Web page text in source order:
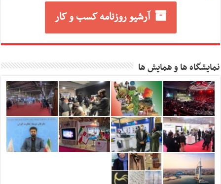
آرشیو روزنامه کسب و کار
نمایشگاه ها و همایش ها